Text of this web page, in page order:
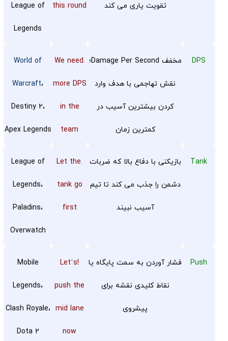
تقویت یاری می کند this round
League of
Legends
DPS مخفف Damage Per Second؛
نقش تهاجمی با هدف وارد
کردن بیشترین آسیب در
کمترین زمان
.We need
more DPS
in the
team
World of
Warcraft،
Destiny 2،
Apex Legends
Tank بازیکنی با دفاع بالا که ضربات
دشمن را جذب می کند تا تیم
آسیب نبیند
.Let the
tank go
first
League of
Legends،
Paladins،
Overwatch
Push فشار آوردن به سمت پایگاه یا
نقاط کلیدی نقشه برای
پیشروی
!Let’s
push the
mid lane
now
Mobile
Legends،
Clash Royale،
Dota 2